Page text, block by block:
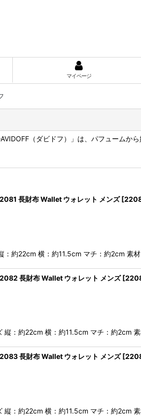
マイページ
（ダビドフ）」は、パフュームか
長財布 Wallet ウォレット メンズ [
：約22cm 横：約11.5cm マチ：約2cm 素
長財布 Wallet ウォレット メンズ [
縦：約22cm 横：約11.5cm マチ：約2cm
長財布 Wallet ウォレット メンズ [
縦：約22cm 横：約11.5cm マチ：約2cm